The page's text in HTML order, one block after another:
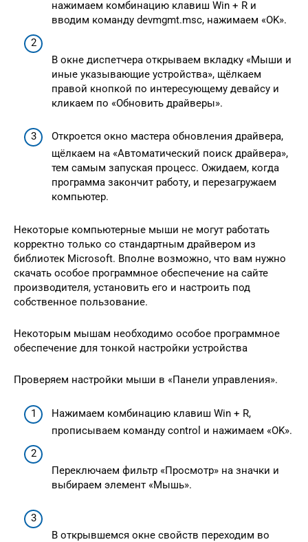
нажимаем комбинацию клавиш Win + R и
вводим команду devmgmt.msc, нажимаем «OK».
В окне диспетчера открываем вкладку «Мыши и
иные указывающие устройства», щёлкаем
правой кнопкой по интересующему девайсу и
кликаем по «Обновить драйверы».
Откроется окно мастера обновления драйвера,
щёлкаем на «Автоматический поиск драйвера»,
тем самым запуская процесс. Ожидаем, когда
программа закончит работу, и перезагружаем
компьютер.
Некоторые компьютерные мыши не могут работать
корректно только со стандартным драйвером из
библиотек Microsoft. Вполне возможно, что вам нужно
скачать особое программное обеспечение на сайте
производителя, установить его и настроить под
собственное пользование.
Некоторым мышам необходимо особое программное
обеспечение для тонкой настройки устройства
Проверяем настройки мыши в «Панели управления».
Нажимаем комбинацию клавиш Win + R,
прописываем команду control и нажимаем «OK».
Переключаем фильтр «Просмотр» на значки и
выбираем элемент «Мышь».
В открывшемся окне свойств переходим во